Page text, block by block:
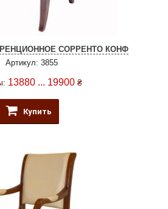
СОРРЕНТО КОНФ
Артикул: 3855
13880 ... 19900 ₴
Купить